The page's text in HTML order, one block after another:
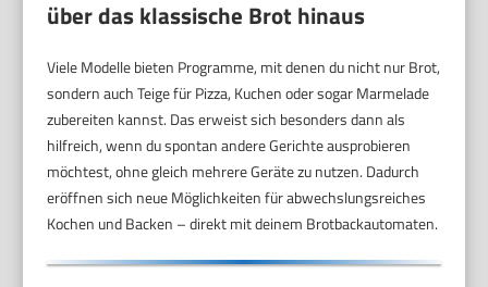
über das klassische Brot hinaus
Viele Modelle bieten Programme, mit denen du nicht nur Brot,
sondern auch Teige für Pizza, Kuchen oder sogar Marmelade
zubereiten kannst. Das erweist sich besonders dann als
hilfreich, wenn du spontan andere Gerichte ausprobieren
möchtest, ohne gleich mehrere Geräte zu nutzen. Dadurch
eröffnen sich neue Möglichkeiten für abwechslungsreiches
Kochen und Backen – direkt mit deinem Brotbackautomaten.